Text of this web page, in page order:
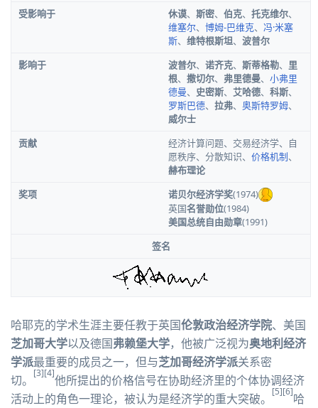
受影响于
休谟、 斯密、 伯克、 托克维尔、
维塞尔、 博姆-巴维克、 冯·米塞
斯、 维特根斯坦、 波普尔
影响于
波普尔、 诺齐克、 斯蒂格勒、 里
根、 撒切尔、 弗里德曼、 小弗里
德曼、 史密斯、 艾哈德、 科斯、
罗斯巴德、 拉弗、 奥斯特罗姆、
威尔士
贡献
经济计算问题、交易经济学、自
愿秩序、分散知识、 价格机制、
赫布理论
奖项
诺贝尔经济学奖(1974)
英国名誉勋位(1984)
美国总统自由勋章(1991)
签名
哈耶克的学术生涯主要任教于英国伦敦政治经济学院、美国
芝加哥大学以及德国弗赖堡大学，他被广泛视为奥地利经济
学派最重要的成员之一，但与芝加哥经济学派关系密
切。
[3][4]他所提出的价格信号在协助经济里的个体协调经济
活动上的角色一理论，被认为是经济学的重大突破。
[5][6]哈